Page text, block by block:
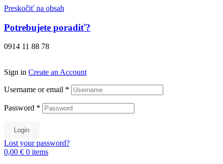
Preskočiť na obsah
Potrebujete poradiť?
0914 11 88 78
Sign in Create an Account
Username or email *
Password *
Login
Lost your password?
0,00 € 0 items